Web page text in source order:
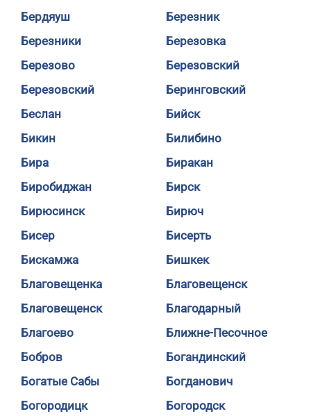
Бердяуш
Березник
Березники
Березовка
Березово
Березовский
Березовский
Беринговский
Беслан
Бийск
Бикин
Билибино
Бира
Биракан
Биробиджан
Бирск
Бирюсинск
Бирюч
Бисер
Бисерть
Бискамжа
Бишкек
Благовещенка
Благовещенск
Благовещенск
Благодарный
Благоево
Ближне-Песочное
Бобров
Богандинский
Богатые Сабы
Богданович
Богородицк
Богородск